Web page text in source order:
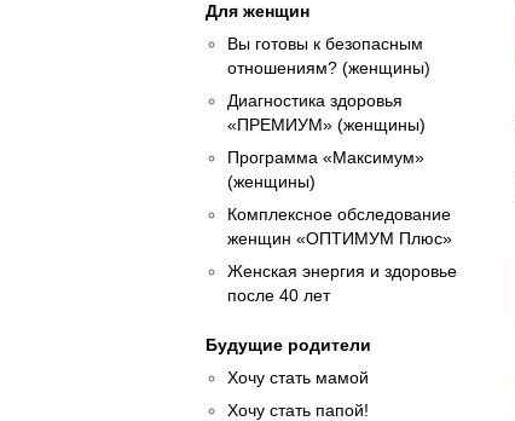
Для женщин
Вы готовы к безопасным
отношениям? (женщины)
Диагностика здоровья
«ПРЕМИУМ» (женщины)
Программа «Максимум»
(женщины)
Комплексное обследование
женщин «ОПТИМУМ Плюс»
Женская энергия и здоровье
после 40 лет
Будущие родители
Хочу стать мамой
Хочу стать папой!